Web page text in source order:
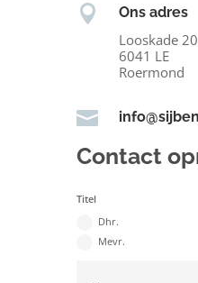
 Ons adres
Looskade 20
6041 LE
Roermond

Contact
Titel
Dhr.
Mevr.